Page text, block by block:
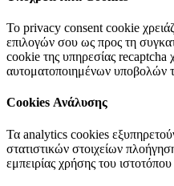
Το privacy consent cookie
επιλογών σου ως προς τη
cookie της υπηρεσίας recaptcha
αυτοματοποιημένων υποβολών
Cookies Ανάλυσης
Τα analytics cookies
στατιστικών στοιχείων
εμπειρίας χρήσης του